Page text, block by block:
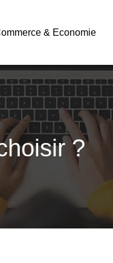
& Economie
?